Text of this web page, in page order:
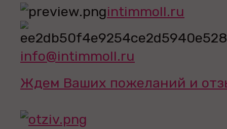
intimmoll.ru
info@intimmoll.ru
Ждем Ваших пожеланий и